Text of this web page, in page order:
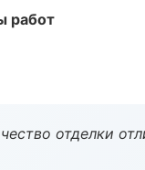
работ
отделки